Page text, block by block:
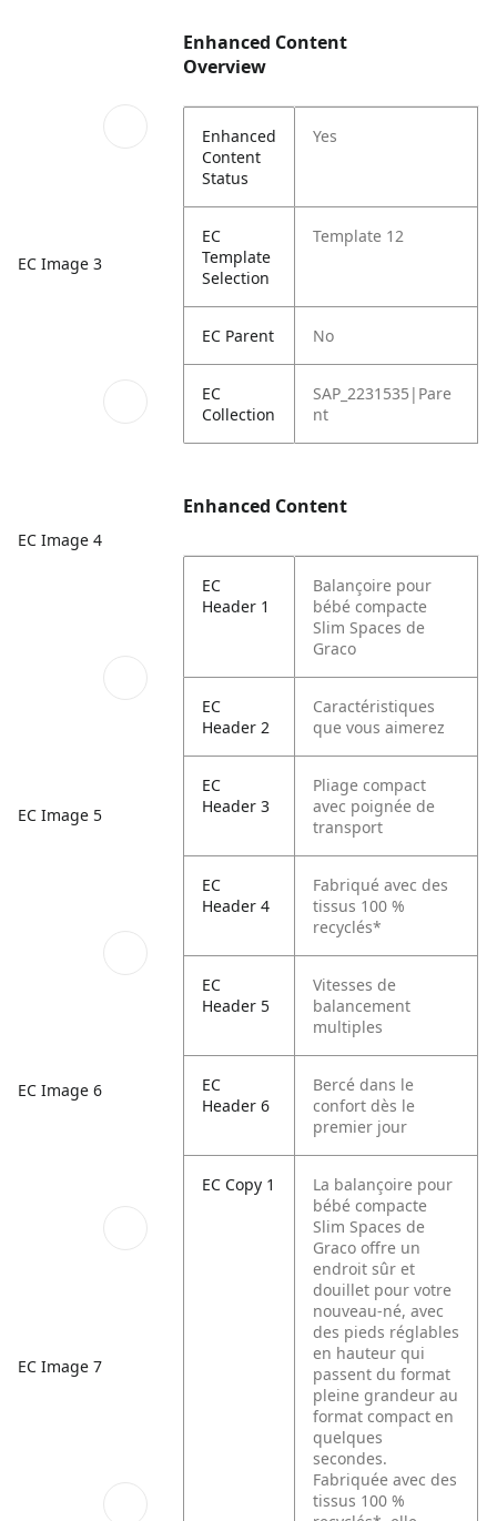
EC Image 3
EC Image 4
EC Image 5
EC Image 6
EC Image 7
Enhanced Content
Overview
Enhanced
Content
Status
Yes
EC
Template
Selection
Template 12
EC Parent No
EC
Collection
SAP_2231535|Pare
nt
Enhanced Content
EC
Header 1
Balançoire pour
bébé compacte
Slim Spaces de
Graco
EC
Header 2
Caractéristiques
que vous aimerez
EC
Header 3
Pliage compact
avec poignée de
transport
EC
Header 4
Fabriqué avec des
tissus 100 %
recyclés*
EC
Header 5
Vitesses de
balancement
multiples
EC
Header 6
Bercé dans le
confort dès le
premier jour
EC Copy 1
La balançoire pour
bébé compacte
Slim Spaces de
Graco offre un
endroit sûr et
douillet pour votre
nouveau-né, avec
des pieds réglables
en hauteur qui
passent du format
pleine grandeur au
format compact en
quelques
secondes.
Fabriquée avec des
tissus 100 %